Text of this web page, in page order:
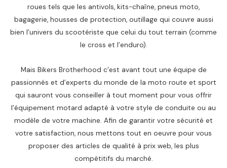
roues tels que les antivols, kits-chaîne, pneus moto,
bagagerie, housses de protection, outillage qui couvre aussi
bien l’univers du scootériste que celui du tout terrain (comme
le cross et l’enduro).
Mais Bikers Brotherhood c’est avant tout une équipe de
passionnés et d’experts du monde de la moto route et sport
qui sauront vous conseiller à tout moment pour vous offrir
l’équipement motard adapté à votre style de conduite ou au
modèle de votre machine. Afin de garantir votre sécurité et
votre satisfaction, nous mettons tout en oeuvre pour vous
proposer des articles de qualité à prix web, les plus
compétitifs du marché.